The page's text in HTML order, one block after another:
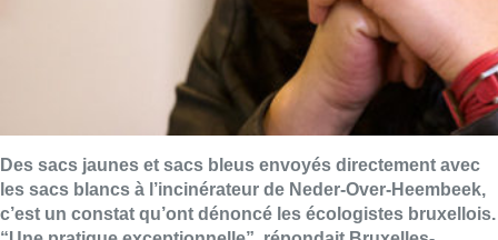
Des sacs jaunes et sacs bleus envoyés directement avec
les sacs blancs à l’incinérateur de Neder-Over-Heembeek,
c’est un constat qu’ont dénoncé les écologistes bruxellois.